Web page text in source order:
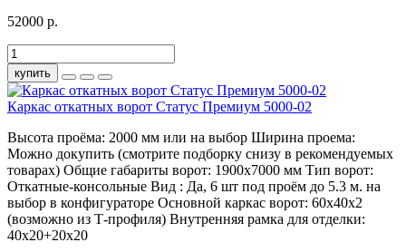
52000 р.
купить
Каркас откатных ворот Статус Премиум 5000-02
Высота проёма: 2000 мм или на выбор Ширина проема:
Можно докупить (смотрите подборку снизу в рекомендуемых
товарах) Общие габариты ворот: 1900х7000 мм Тип ворот:
Откатные-консольные Вид : Да, 6 шт под проём до 5.3 м. на
выбор в конфигураторе Основной каркас ворот: 60х40х2
(возможно из Т-профиля) Внутренняя рамка для отделки:
40х20+20х20